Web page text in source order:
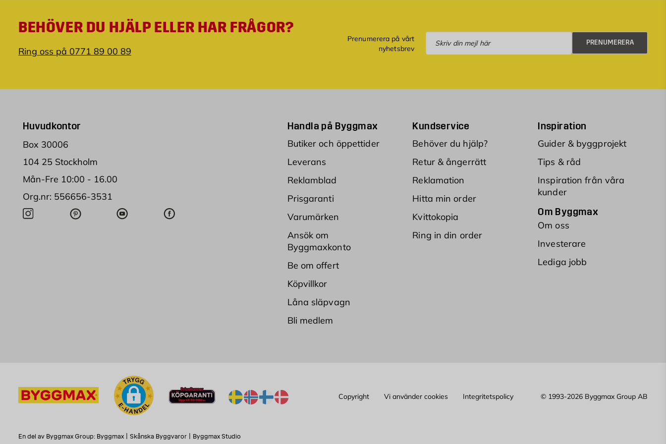
BEHÖVER DU HJÄLP ELLER HAR FRÅGOR?
Ring oss på 0771 89 00 89
Prenumerera på vårt
nyhetsbrev
Prenumerera
PRENUMERERA
Huvudkontor
Box 30006
104 25 Stockholm
Mån-Fre 10:00 - 16.00
Org.nr: 556656-3531
Handla på Byggmax
Butiker och öppettider
Leverans
Reklamblad
Prisgaranti
Varumärken
Ansök om
Byggmaxkonto
Be om offert
Köpvillkor
Låna släpvagn
Bli medlem
Kundservice
Behöver du hjälp?
Retur & ångerrätt
Reklamation
Hitta min order
Kvittokopia
Ring in din order
Inspiration
Guider & byggprojekt
Tips & råd
Inspiration från våra
kunder
Om Byggmax
Om oss
Investerare
Lediga jobb
Copyright Vi använder cookies Integritetspolicy © 1993-2026 Byggmax Group AB
En del av Byggmax Group: Byggmax Skånska Byggvaror Byggmax Studio